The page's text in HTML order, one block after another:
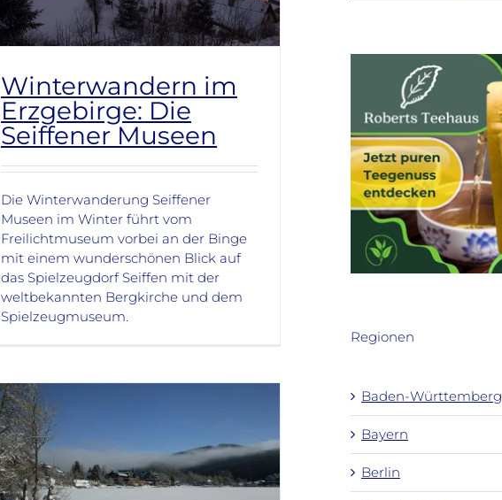
Winterwandern im
Erzgebirge: Die
Seiffener Museen
Die Winterwanderung Seiffener
Museen im Winter führt vom
Freilichtmuseum vorbei an der Binge
mit einem wunderschönen Blick auf
das Spielzeugdorf Seiffen mit der
weltbekannten Bergkirche und dem
Spielzeugmuseum.
Regionen
Baden-Württemberg
Bayern
Berlin